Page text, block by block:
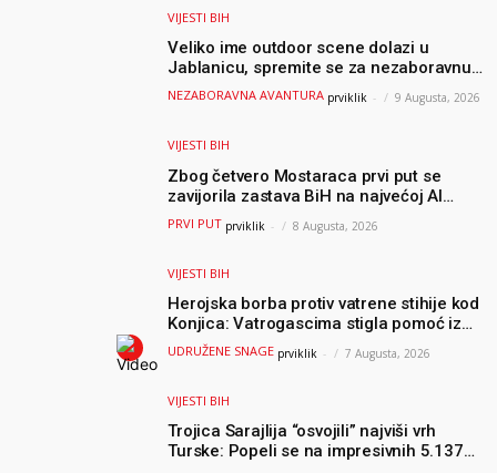
VIJESTI BIH
Veliko ime outdoor scene dolazi u
Jablanicu, spremite se za nezaboravnu
avanturu (VIDEO) !
NEZABORAVNA AVANTURA prviklik - 9 Augusta, 2026
VIJESTI BIH
Zbog četvero Mostaraca prvi put se
zavijorila zastava BiH na najvećoj AI
olimpijadi, a sada je njihov mentor
postao član komiteta Međunarodne
PRVI PUT prviklik - 8 Augusta, 2026
VIJESTI BIH
Herojska borba protiv vatrene stihije kod
Konjica: Vatrogascima stigla pomoć iz
Sarajeva, helikopteri i Air Tractori
UDRUŽENE SNAGE prviklik - 7 Augusta, 2026
VIJESTI BIH
Trojica Sarajlija “osvojili” najviši vrh
Turske: Popeli se na impresivnih 5.137